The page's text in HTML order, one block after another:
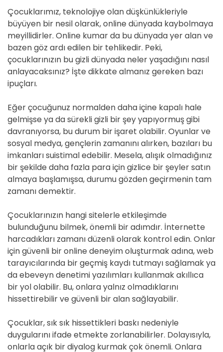
Çocuklarımız, teknolojiye olan düşkünlükleriyle
büyüyen bir nesil olarak, online dünyada kaybolmaya
meyillidirler. Online kumar da bu dünyada yer alan ve
bazen göz ardı edilen bir tehlikedir. Peki,
çocuklarınızın bu gizli dünyada neler yaşadığını nasıl
anlayacaksınız? İşte dikkate almanız gereken bazı
ipuçları.
Eğer çocuğunuz normalden daha içine kapalı hale
gelmişse ya da sürekli gizli bir şey yapıyormuş gibi
davranıyorsa, bu durum bir işaret olabilir. Oyunlar ve
sosyal medya, gençlerin zamanını alırken, bazıları bu
imkanları suistimal edebilir. Mesela, alışık olmadığınız
bir şekilde daha fazla para için gizlice bir şeyler satın
almaya başlamışsa, durumu gözden geçirmenin tam
zamanı demektir.
Çocuklarınızın hangi sitelerle etkileşimde
bulunduğunu bilmek, önemli bir adımdır. İnternette
harcadıkları zamanı düzenli olarak kontrol edin. Onlar
için güvenli bir online deneyim oluşturmak adına, web
tarayıcılarında bir geçmiş kaydı tutmayı sağlamak ya
da ebeveyn denetimi yazılımları kullanmak akıllıca
bir yol olabilir. Bu, onlara yalnız olmadıklarını
hissettirebilir ve güvenli bir alan sağlayabilir.
Çocuklar, sık sık hissettikleri baskı nedeniyle
duygularını ifade etmekte zorlanabilirler. Dolayısıyla,
onlarla açık bir diyalog kurmak çok önemli. Onlara